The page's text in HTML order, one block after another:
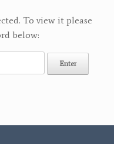
To view it please
below: